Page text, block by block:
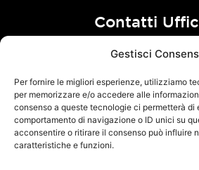
Gestisci
Per fornire le migliori esperienze, utilizziamo
per memorizzare e/o accedere alle
consenso a queste tecnologie ci permetterà di
comportamento di navigazione o ID unici su
acconsentire o ritirare il consenso può influire
caratteristiche e funzioni.
Contatti
Follow Us
F
I